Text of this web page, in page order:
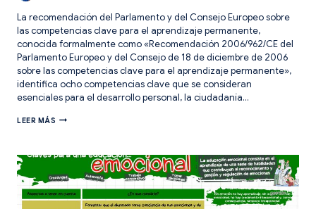
La recomendación del Parlamento y del Consejo Europeo sobre
las competencias clave para el aprendizaje permanente,
conocida formalmente como «Recomendación 2006/962/CE del
Parlamento Europeo y del Consejo de 18 de diciembre de 2006
sobre las competencias clave para el aprendizaje permanente»,
identifica ocho competencias clave que se consideran
esenciales para el desarrollo personal, la ciudadanía…
LEER MÁS HERRAMIENTAS
COMPETENCIAL.
CULTURA
EMPRENDEDORA.